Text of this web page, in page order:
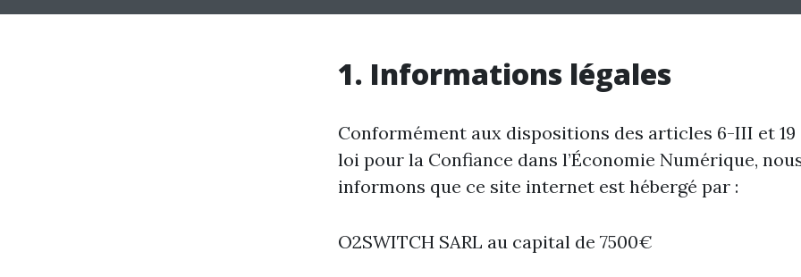
1. Informations légales
Conformément aux dispositions des articles 6-III et 19
loi pour la Confiance dans l’Économie Numérique,
informons que ce site internet est hébergé par :
O2SWITCH SARL au capital de 7500€